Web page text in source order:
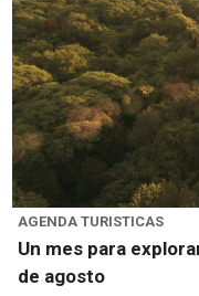
AGENDA TURISTICAS
Un mes para
de agosto